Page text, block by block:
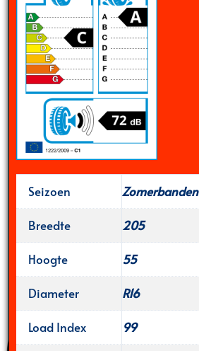
Seizoen
Zomerbanden
Breedte
205
Hoogte
55
Diameter
R16
Load Index
99